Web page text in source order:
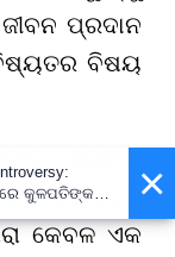
ପ୍ରଦାନ
ବିଷୟ
ହ୍ୟୁମାନ୍
ବନତାରାକୁ
କେବଳ ଏକ
×
କୁଳପତିଙ୍କ